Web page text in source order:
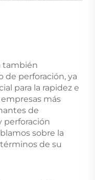
también
perforación, ya
para la rapidez e
más
de
perforación
sobre la
de su